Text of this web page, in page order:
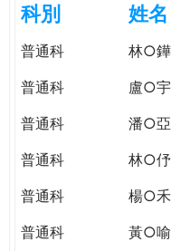
格。
e
r
e
科別 姓名
普通科 林○鏵
普通科
盧○宇
普通科
潘○亞
普通科
林○伃
普通科
楊○禾
普通科
黃○喻